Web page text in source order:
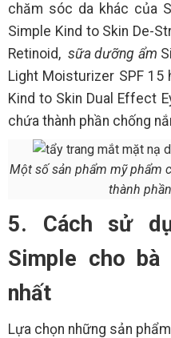
chăm sóc da khác của
Simple Kind to Skin De-
Retinoid, sữa dưỡng ẩm
Light Moisturizer SPF 15
Kind to Skin Dual Effect
chứa thành phần chống
Một số sản phẩm mỹ phẩm
thành
5. Cách sử
Simple cho
nhất
Lựa chọn những sản